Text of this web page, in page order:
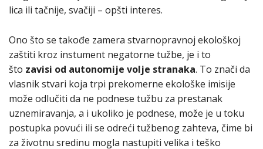
lica ili tačnije, svačiji – opšti interes.
Ono što se takođe zamera stvarnopravnoj ekološkoj
zaštiti kroz instument negatorne tužbe, je i to
što zavisi od autonomije volje stranaka. To znači da
vlasnik stvari koja trpi prekomerne ekološke imisije
može odlučiti da ne podnese tužbu za prestanak
uznemiravanja, a i ukoliko je podnese, može je u toku
postupka povući ili se odreći tužbenog zahteva, čime bi
za životnu sredinu mogla nastupiti velika i teško